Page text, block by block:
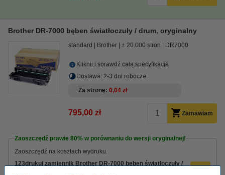
Brother DR-7000 bęben światłoczuły / drum, oryginalny
standard Brother ± 20.000 stron DR7000
Kliknij i sprawdź całą specyfikacje
Dostawa: 2-3 dni robocze
Za stronę 0,04 zł
795,00 zł Zamawiam
Zaoszczędź prawie 80% w porównaniu do wersji oryginalnej!
Zaoszczędź na kosztach wydruku.
123drukuj zamiennik Brother DR-7000 bęben światłoczuły /